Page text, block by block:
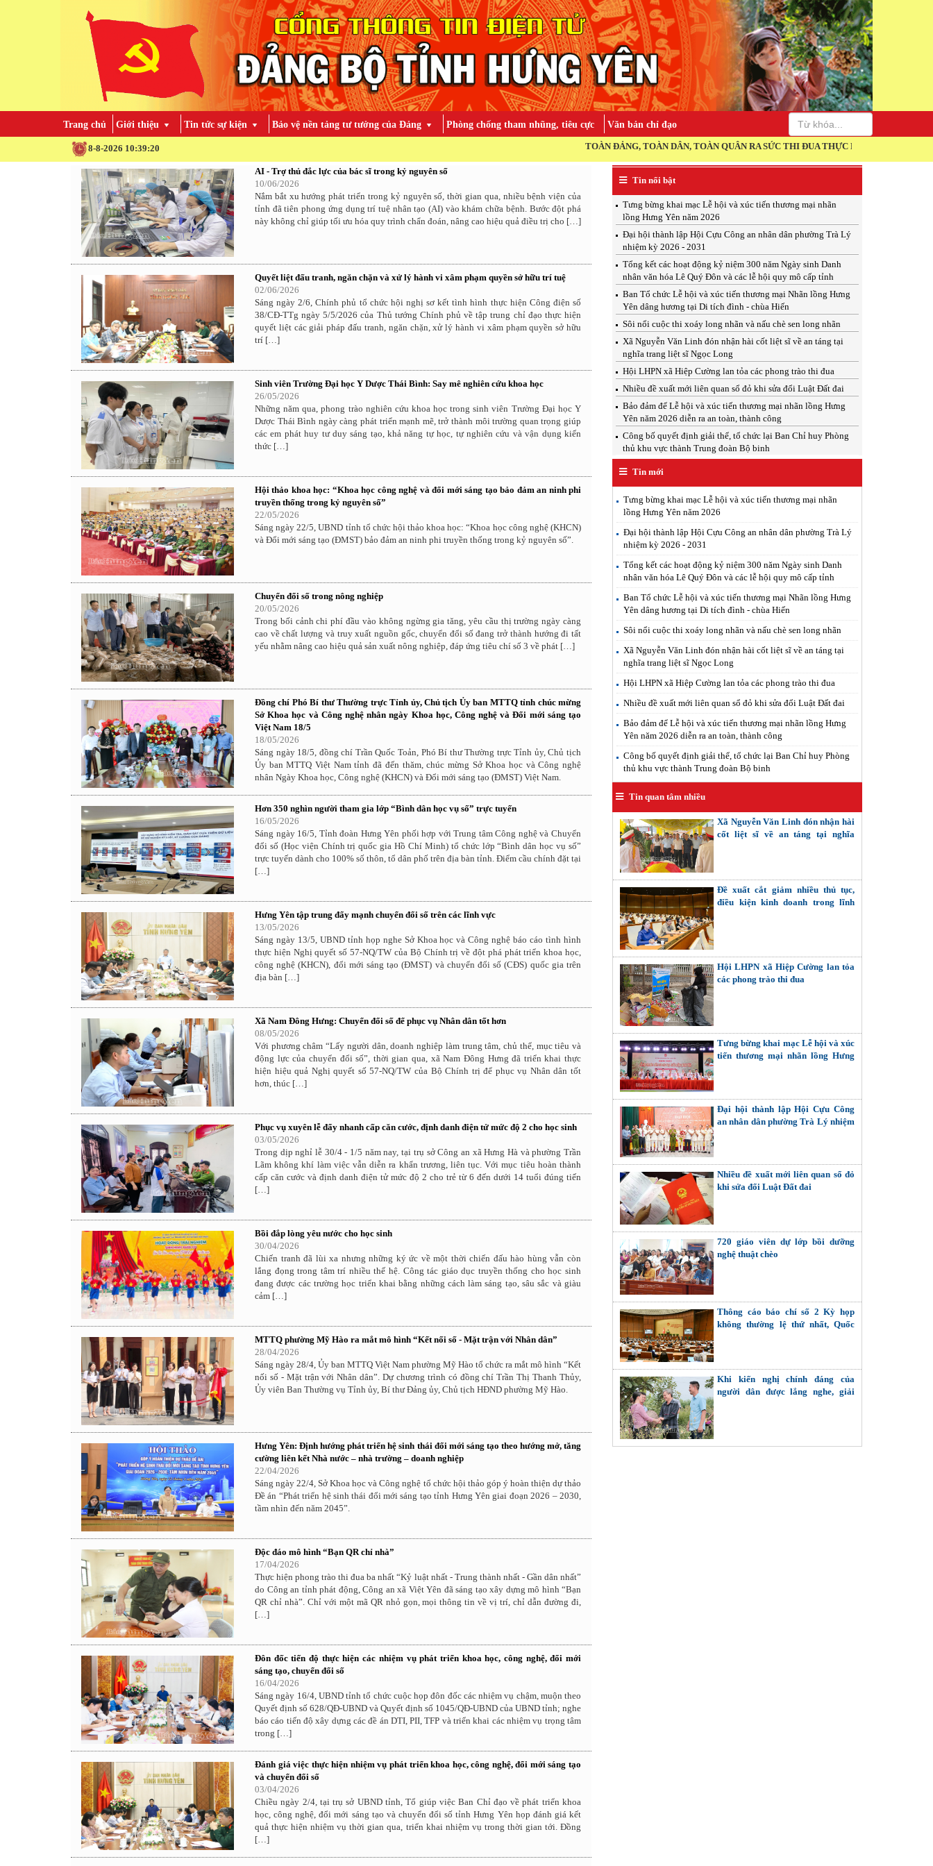
Trang chủ Giới thiệu Tin tức sự kiện Bảo vệ nền tảng tư tưởng của Đảng Phòng chống tham nhũng, tiêu cực Văn bản chỉ đạo
8-8-2026 10:39:21 TOÀN ĐẢNG, TOÀN DÂN, TOÀN QUÂN RA SỨC THI ĐUA THỰC HIỆN THẮNG LỢI NGHỊ
AI - Trợ thủ đắc lực của bác sĩ trong kỷ nguyên số
10/06/2026
Nắm bắt xu hướng phát triển trong kỷ nguyên số, thời gian qua, nhiều bệnh viện của
tỉnh đã tiên phong ứng dụng trí tuệ nhân tạo (AI) vào khám chữa bệnh. Bước đột phá
này không chỉ giúp tối ưu hóa quy trình chẩn đoán, nâng cao hiệu quả điều trị cho […]
Quyết liệt đấu tranh, ngăn chặn và xử lý hành vi xâm phạm quyền sở hữu trí tuệ
02/06/2026
Sáng ngày 2/6, Chính phủ tổ chức hội nghị sơ kết tình hình thực hiện Công điện số
38/CĐ-TTg ngày 5/5/2026 của Thủ tướng Chính phủ về tập trung chỉ đạo thực hiện
quyết liệt các giải pháp đấu tranh, ngăn chặn, xử lý hành vi xâm phạm quyền sở hữu
trí […]
Sinh viên Trường Đại học Y Dược Thái Bình: Say mê nghiên cứu khoa học
26/05/2026
Những năm qua, phong trào nghiên cứu khoa học trong sinh viên Trường Đại học Y
Dược Thái Bình ngày càng phát triển mạnh mẽ, trở thành môi trường quan trọng giúp
các em phát huy tư duy sáng tạo, khả năng tự học, tự nghiên cứu và vận dụng kiến
thức […]
Hội thảo khoa học: “Khoa học công nghệ và đổi mới sáng tạo bảo đảm an ninh phi
truyền thống trong kỷ nguyên số”
22/05/2026
Sáng ngày 22/5, UBND tỉnh tổ chức hội thảo khoa học: “Khoa học công nghệ (KHCN)
và Đổi mới sáng tạo (ĐMST) bảo đảm an ninh phi truyền thống trong kỷ nguyên số”.
Chuyển đổi số trong nông nghiệp
20/05/2026
Trong bối cảnh chi phí đầu vào không ngừng gia tăng, yêu cầu thị trường ngày càng
cao về chất lượng và truy xuất nguồn gốc, chuyển đổi số đang trở thành hướng đi tất
yếu nhằm nâng cao hiệu quả sản xuất nông nghiệp, đáp ứng tiêu chí số 3 về phát […]
Đồng chí Phó Bí thư Thường trực Tỉnh ủy, Chủ tịch Ủy ban MTTQ tỉnh chúc mừng
Sở Khoa học và Công nghệ nhân ngày Khoa học, Công nghệ và Đổi mới sáng tạo
Việt Nam 18/5
18/05/2026
Sáng ngày 18/5, đồng chí Trần Quốc Toản, Phó Bí thư Thường trực Tỉnh ủy, Chủ tịch
Ủy ban MTTQ Việt Nam tỉnh đã đến thăm, chúc mừng Sở Khoa học và Công nghệ
nhân Ngày Khoa học, Công nghệ (KHCN) và Đổi mới sáng tạo (ĐMST) Việt Nam.
Hơn 350 nghìn người tham gia lớp “Bình dân học vụ số” trực tuyến
16/05/2026
Sáng ngày 16/5, Tỉnh đoàn Hưng Yên phối hợp với Trung tâm Công nghệ và Chuyển
đổi số (Học viện Chính trị quốc gia Hồ Chí Minh) tổ chức lớp “Bình dân học vụ số”
trực tuyến dành cho 100% số thôn, tổ dân phố trên địa bàn tỉnh. Điểm cầu chính đặt tại
[…]
Hưng Yên tập trung đẩy mạnh chuyển đổi số trên các lĩnh vực
13/05/2026
Sáng ngày 13/5, UBND tỉnh họp nghe Sở Khoa học và Công nghệ báo cáo tình hình
thực hiện Nghị quyết số 57-NQ/TW của Bộ Chính trị về đột phá phát triển khoa học,
công nghệ (KHCN), đổi mới sáng tạo (ĐMST) và chuyển đổi số (CĐS) quốc gia trên
địa bàn […]
Xã Nam Đông Hưng: Chuyển đổi số để phục vụ Nhân dân tốt hơn
08/05/2026
Với phương châm “Lấy người dân, doanh nghiệp làm trung tâm, chủ thể, mục tiêu và
động lực của chuyển đổi số”, thời gian qua, xã Nam Đông Hưng đã triển khai thực
hiện hiệu quả Nghị quyết số 57-NQ/TW của Bộ Chính trị để phục vụ Nhân dân tốt
hơn, thúc […]
Phục vụ xuyên lễ đẩy nhanh cấp căn cước, định danh điện tử mức độ 2 cho học sinh
03/05/2026
Trong dịp nghỉ lễ 30/4 - 1/5 năm nay, tại trụ sở Công an xã Hưng Hà và phường Trần
Lãm không khí làm việc vẫn diễn ra khẩn trương, liên tục. Với mục tiêu hoàn thành
cấp căn cước và định danh điện tử mức độ 2 cho trẻ từ 6 đến dưới 14 tuổi đúng tiến
[…]
Bồi đắp lòng yêu nước cho học sinh
30/04/2026
Chiến tranh đã lùi xa nhưng những ký ức về một thời chiến đấu hào hùng vẫn còn
lắng đọng trong tâm trí nhiều thế hệ. Công tác giáo dục truyền thống cho học sinh
đang được các trường học triển khai bằng những cách làm sáng tạo, sâu sắc và giàu
cảm […]
MTTQ phường Mỹ Hào ra mắt mô hình “Kết nối số - Mặt trận với Nhân dân”
28/04/2026
Sáng ngày 28/4, Ủy ban MTTQ Việt Nam phường Mỹ Hào tổ chức ra mắt mô hình “Kết
nối số - Mặt trận với Nhân dân”. Dự chương trình có đồng chí Trần Thị Thanh Thủy,
Ủy viên Ban Thường vụ Tỉnh ủy, Bí thư Đảng ủy, Chủ tịch HĐND phường Mỹ Hào.
Hưng Yên: Định hướng phát triển hệ sinh thái đổi mới sáng tạo theo hướng mở, tăng
cường liên kết Nhà nước – nhà trường – doanh nghiệp
22/04/2026
Sáng ngày 22/4, Sở Khoa học và Công nghệ tổ chức hội thảo góp ý hoàn thiện dự thảo
Đề án “Phát triển hệ sinh thái đổi mới sáng tạo tỉnh Hưng Yên giai đoạn 2026 – 2030,
tầm nhìn đến năm 2045”.
Độc đáo mô hình “Bạn QR chỉ nhà”
17/04/2026
Thực hiện phong trào thi đua ba nhất “Kỷ luật nhất - Trung thành nhất - Gần dân nhất”
do Công an tỉnh phát động, Công an xã Việt Yên đã sáng tạo xây dựng mô hình “Bạn
QR chỉ nhà”. Chỉ với một mã QR nhỏ gọn, mọi thông tin về vị trí, chỉ dẫn đường đi,
[…]
Đôn đốc tiến độ thực hiện các nhiệm vụ phát triển khoa học, công nghệ, đổi mới
sáng tạo, chuyển đổi số
16/04/2026
Sáng ngày 16/4, UBND tỉnh tổ chức cuộc họp đôn đốc các nhiệm vụ chậm, muộn theo
Quyết định số 628/QĐ-UBND và Quyết định số 1045/QĐ-UBND của UBND tỉnh; nghe
báo cáo tiến độ xây dựng các đề án DTI, PII, TFP và triển khai các nhiệm vụ trọng tâm
trong […]
Đánh giá việc thực hiện nhiệm vụ phát triển khoa học, công nghệ, đổi mới sáng tạo
và chuyển đổi số
03/04/2026
Chiều ngày 2/4, tại trụ sở UBND tỉnh, Tổ giúp việc Ban Chỉ đạo về phát triển khoa
học, công nghệ, đổi mới sáng tạo và chuyển đổi số tỉnh Hưng Yên họp đánh giá kết
quả thực hiện nhiệm vụ thời gian qua, triển khai nhiệm vụ trong thời gian tới. Đồng
[…]
Tin nổi bật
Tưng bừng khai mạc Lễ hội và xúc tiến thương mại nhãn
lồng Hưng Yên năm 2026
Đại hội thành lập Hội Cựu Công an nhân dân phường Trà Lý
nhiệm kỳ 2026 - 2031
Tổng kết các hoạt động kỷ niệm 300 năm Ngày sinh Danh
nhân văn hóa Lê Quý Đôn và các lễ hội quy mô cấp tỉnh
Ban Tổ chức Lễ hội và xúc tiến thương mại Nhãn lồng Hưng
Yên dâng hương tại Di tích đình - chùa Hiến
Sôi nổi cuộc thi xoáy long nhãn và nấu chè sen long nhãn
Xã Nguyễn Văn Linh đón nhận hài cốt liệt sĩ về an táng tại
nghĩa trang liệt sĩ Ngọc Long
Hội LHPN xã Hiệp Cường lan tỏa các phong trào thi đua
Nhiều đề xuất mới liên quan sổ đỏ khi sửa đổi Luật Đất đai
Bảo đảm để Lễ hội và xúc tiến thương mại nhãn lồng Hưng
Yên năm 2026 diễn ra an toàn, thành công
Công bố quyết định giải thể, tổ chức lại Ban Chỉ huy Phòng
thủ khu vực thành Trung đoàn Bộ binh
Tin mới
Tưng bừng khai mạc Lễ hội và xúc tiến thương mại nhãn
lồng Hưng Yên năm 2026
Đại hội thành lập Hội Cựu Công an nhân dân phường Trà Lý
nhiệm kỳ 2026 - 2031
Tổng kết các hoạt động kỷ niệm 300 năm Ngày sinh Danh
nhân văn hóa Lê Quý Đôn và các lễ hội quy mô cấp tỉnh
Ban Tổ chức Lễ hội và xúc tiến thương mại Nhãn lồng Hưng
Yên dâng hương tại Di tích đình - chùa Hiến
Sôi nổi cuộc thi xoáy long nhãn và nấu chè sen long nhãn
Xã Nguyễn Văn Linh đón nhận hài cốt liệt sĩ về an táng tại
nghĩa trang liệt sĩ Ngọc Long
Hội LHPN xã Hiệp Cường lan tỏa các phong trào thi đua
Nhiều đề xuất mới liên quan sổ đỏ khi sửa đổi Luật Đất đai
Bảo đảm để Lễ hội và xúc tiến thương mại nhãn lồng Hưng
Yên năm 2026 diễn ra an toàn, thành công
Công bố quyết định giải thể, tổ chức lại Ban Chỉ huy Phòng
thủ khu vực thành Trung đoàn Bộ binh
Tin quan tâm nhiều
Xã Nguyễn Văn Linh đón nhận hài
cốt liệt sĩ về an táng tại nghĩa
Đề xuất cắt giảm nhiều thủ tục,
điều kiện kinh doanh trong lĩnh
Hội LHPN xã Hiệp Cường lan tỏa
các phong trào thi đua
Tưng bừng khai mạc Lễ hội và xúc
tiến thương mại nhãn lồng Hưng
Đại hội thành lập Hội Cựu Công
an nhân dân phường Trà Lý nhiệm
Nhiều đề xuất mới liên quan sổ đỏ
khi sửa đổi Luật Đất đai
720 giáo viên dự lớp bồi dưỡng
nghệ thuật chèo
Thông cáo báo chí số 2 Kỳ họp
không thường lệ thứ nhất, Quốc
Khi kiến nghị chính đáng của
người dân được lắng nghe, giải